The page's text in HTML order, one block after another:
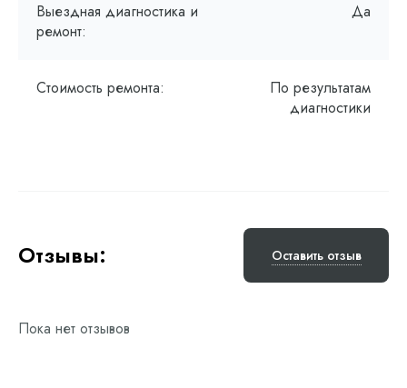
Выездная диагностика и
ремонт:
Да
Стоимость ремонта:
По результатам
диагностики
Отзывы: Оставить отзыв
Пока нет отзывов